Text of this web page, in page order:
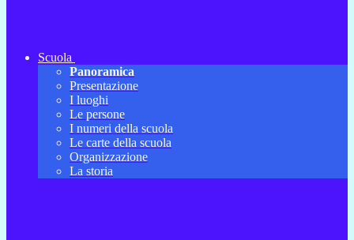
Scuola
Panoramica
Presentazione
I luoghi
Le persone
I numeri della scuola
Le carte della scuola
Organizzazione
La storia